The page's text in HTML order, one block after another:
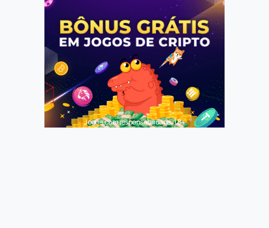
Jogue com responsabilidade. 18+